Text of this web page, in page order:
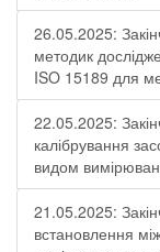
26.05.2025:
методик
ISO 15189 для
22.05.2025:
калібрування
видом
21.05.2025:
встановлення